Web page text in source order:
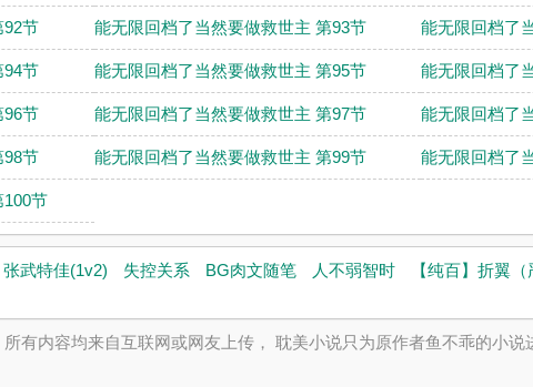
92节 能无限回档了当然要做救世主 第93节 能无限回档了
94节 能无限回档了当然要做救世主 第95节 能无限回档了
96节 能无限回档了当然要做救世主 第97节 能无限回档了
98节 能无限回档了当然要做救世主 第99节 能无限回档了
节
张武特佳(1v2) 失控关系 BG肉文随笔 人不弱智时 【纯百】折翼
所有内容均来自互联网或网友上传， 耽美小说只为原作者鱼不乖的小